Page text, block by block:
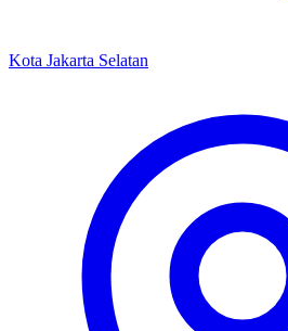
Kota Jakarta Selatan